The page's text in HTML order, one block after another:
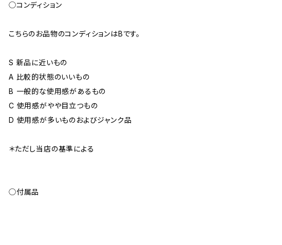
◯コンディション
こちらのお品物のコンディションはBです。
S 新品に近いもの
A 比較的状態のいいもの
B 一般的な使用感があるもの
C 使用感がやや目立つもの
D 使用感が多いものおよびジャンク品
＊ただし当店の基準による
◯付属品